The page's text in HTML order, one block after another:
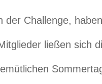
Challenge,
ließen sich